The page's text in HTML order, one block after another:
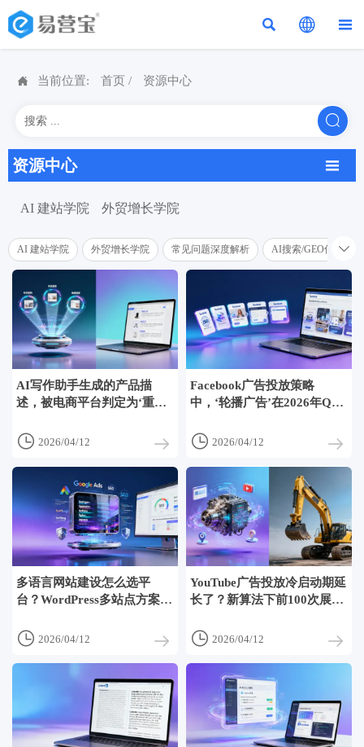
  
 当前位置: 首页 / 资源中心

资源中心 
AI 建站学院 外贸增长学院
AI 建站学院 外贸增长学院 常见问题深度解析 AI搜索/GEO优化学院

AI写作助手生成的产品描
述，被电商平台判定为‘重复
 2026/04/12
Facebook广告投放策略
中，‘轮播广告’在2026年Q1
告
 2026/04/12
多语言网站建设怎么选平
台？WordPress多站点方案和
哪？
 2026/04/12
YouTube广告投放冷启动期延
长了？新算法下前100次展示
 2026/04/12